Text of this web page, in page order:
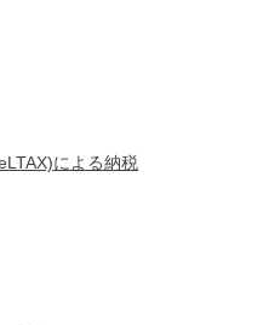
による納税